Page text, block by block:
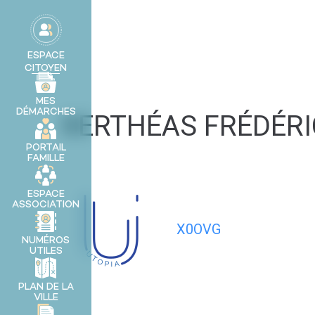
principal
ESPACE
CITOYEN
MES
DÉMARCHES
PORTAIL
FAMILLE
ESPACE
ASSOCIATION
NUMÉROS
UTILES
PLAN DE LA
VILLE
BERTHÉAS
X0OVG